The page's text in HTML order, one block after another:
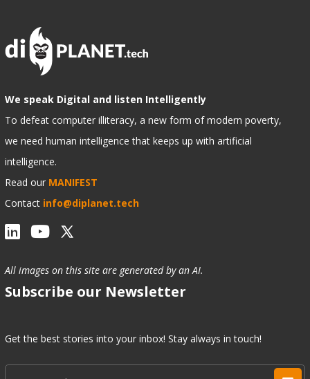
We speak Digital and listen Intelligently
To defeat computer illiteracy, a new form of modern poverty,
we need human intelligence that keeps up with artificial
intelligence.
Read our MANIFEST
Contact info@diplanet.tech
All images on this site are generated by an AI.
Subscribe our Newsletter
Get the best stories into your inbox! Stay always in touch!